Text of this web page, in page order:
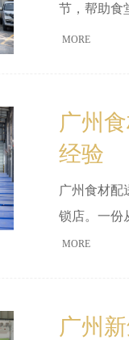
节，帮助食
MORE
广州
经验
广州食材配
锁店。一份
与食安风险
MORE
广州